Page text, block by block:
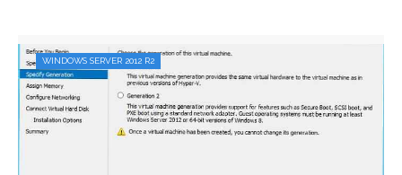
WINDOWS SERVER 2012 R2